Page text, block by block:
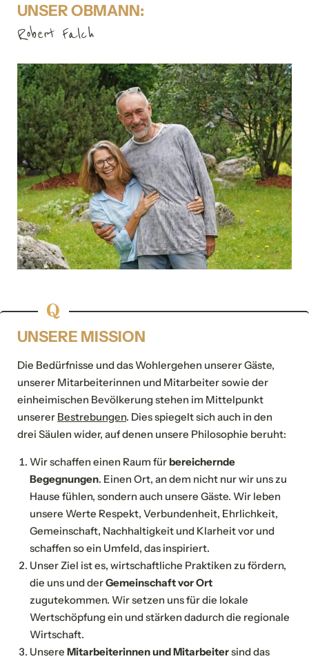
IHR TRAUMURLAUB IN ST. ANTON
Alle auswählen
Haustiere
Sauna- und
Wellnessbereich
Elektroladestation
Unterkunft
Bitte wählen
Aufenthaltsdetails
An- und Abreise* 2 Erwachsene
Aufenthalt
UNSER OBMANN:
Robert Falch
UNSERE MISSION
Die Bedürfnisse und das Wohlergehen unserer Gäste,
unserer Mitarbeiterinnen und Mitarbeiter sowie der
einheimischen Bevölkerung stehen im Mittelpunkt
unserer Bestrebungen. Dies spiegelt sich auch in den
drei Säulen wider, auf denen unsere Philosophie beruht:
Wir schaffen einen Raum für bereichernde
Begegnungen. Einen Ort, an dem nicht nur wir uns zu
Hause fühlen, sondern auch unsere Gäste. Wir leben
unsere Werte Respekt, Verbundenheit, Ehrlichkeit,
Gemeinschaft, Nachhaltigkeit und Klarheit vor und
schaffen so ein Umfeld, das inspiriert.
Unser Ziel ist es, wirtschaftliche Praktiken zu fördern,
die uns und derGemeinschaft vor Ort
zugutekommen. Wir setzen uns für die lokale
Wertschöpfung ein und stärken dadurch die regionale
Wirtschaft.
Unsere Mitarbeiterinnen und Mitarbeitersind das
NEWSLETTERANMELDUNG
Anrede
Familie Herr Frau